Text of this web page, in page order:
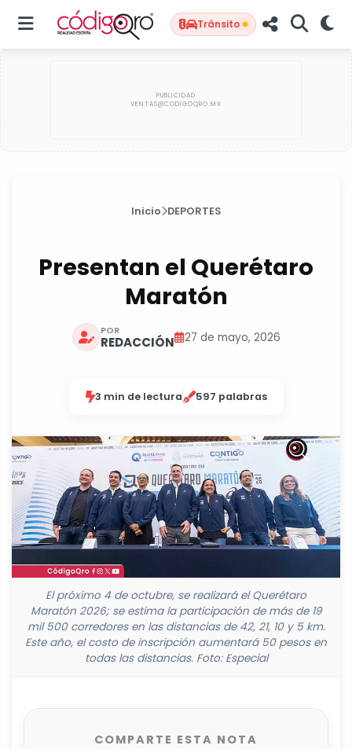
Tránsito
Inicio DEPORTES
Presentan el Querétaro
Maratón
POR
REDACCIÓN 27 de mayo, 2026
3 min de lectura 597 palabras
El próximo 4 de octubre, se realizará el Querétaro
Maratón 2026; se estima la participación de más de 19
mil 500 corredores en las distancias de 42, 21, 10 y 5 km.
Este año, el costo de inscripción aumentará 50 pesos en
todas las distancias. Foto: Especial
COMPARTE ESTA NOTA